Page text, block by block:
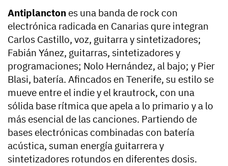
Antiplancton es una banda de rock con
electrónica radicada en Canarias qure integran
Carlos Castillo, voz, guitarra y sintetizadores;
Fabián Yánez, guitarras, sintetizadores y
programaciones; Nolo Hernández, al bajo; y Pier
Blasi, batería. Afincados en Tenerife, su estilo se
mueve entre el indie y el krautrock, con una
sólida base rítmica que apela a lo primario y a lo
más esencial de las canciones. Partiendo de
bases electrónicas combinadas con batería
acústica, suman energía guitarrera y
sintetizadores rotundos en diferentes dosis.